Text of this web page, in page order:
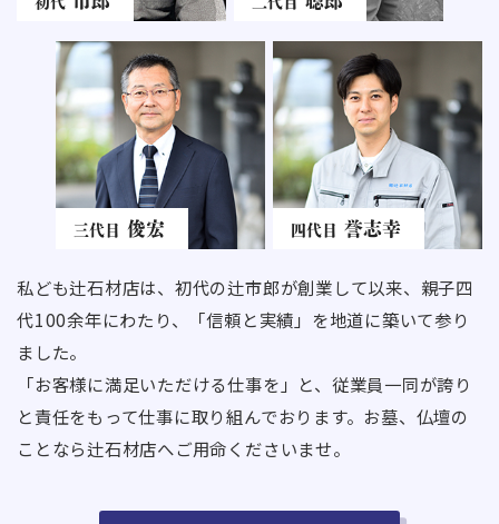
私ども辻石材店は、初代の辻市郎が創業して以来、親子四
代100余年にわたり、「信頼と実績」を地道に築いて参り
ました。
「お客様に満足いただける仕事を」と、従業員一同が誇り
と責任をもって仕事に取り組んでおります。お墓、仏壇の
ことなら辻石材店へご用命くださいませ。
三代目 俊宏 四代目誉志幸